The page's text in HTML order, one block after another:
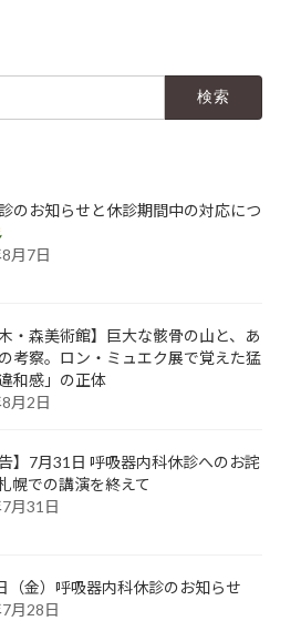
のお知らせと休診期間中の対応につ
月7日
木・森美術館】巨大な骸骨の山と、あ
考察。ロン・ミュエク展で覚えた猛
和感」の正体
月2日
告】7月31日 呼吸器内科休診へのお詫
幌での講演を終えて
月31日
（金）呼吸器内科休診のお知らせ
月28日